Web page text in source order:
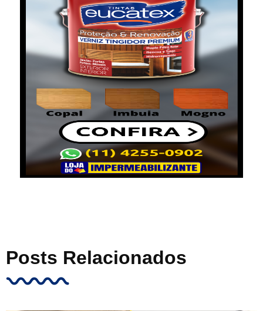
Posts Relacionados